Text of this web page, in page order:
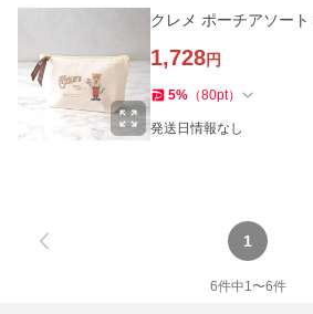
1,728円
5% （80pt）
発送日情報なし
1
6件中1〜6件